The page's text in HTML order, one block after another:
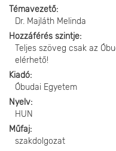
Témavezető
Dr. Majláth Melinda
Hozzáférés szintje
Teljes szöveg csak az
elérhető!
Kiadó
Óbudai Egyetem
Nyelv
HUN
Műfaj
szakdolgozat